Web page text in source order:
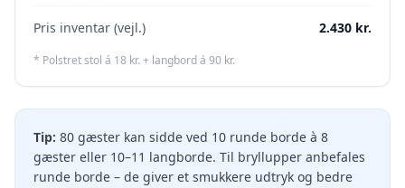
Pris inventar (vejl.) 2.430 kr.
* Polstret stol á 18 kr. + langbord á 90 kr.
Tip: 80 gæster kan sidde ved 10 runde borde à 8
gæster eller 10–11 langborde. Til bryllupper anbefales
runde borde – de giver et smukkere udtryk og bedre